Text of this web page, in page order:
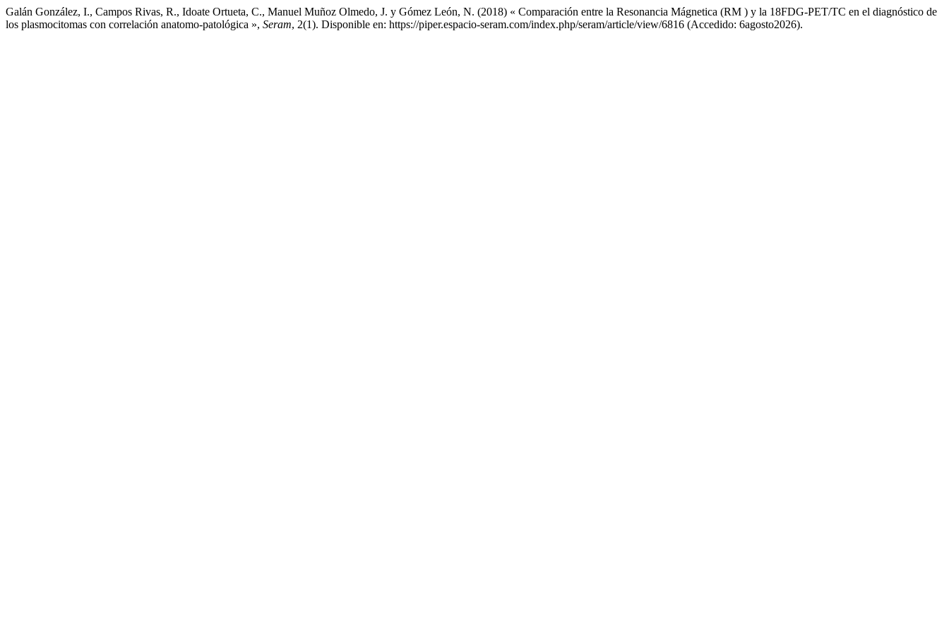
Galán González, I., Campos Rivas, R., Idoate Ortueta, C., Manuel Muñoz Olmedo, J. y Gómez León, N. (2018) « Comparación entre la Resonancia Mágnetica (RM ) y la 18FDG-PET/TC en el diagnóstico de
los plasmocitomas con correlación anatomo-patológica », Seram, 2(1). Disponible en: https://piper.espacio-seram.com/index.php/seram/article/view/6816 (Accedido: 6agosto2026).